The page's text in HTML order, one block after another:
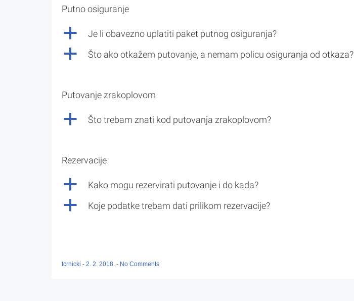
Putno osiguranje
a Je li obavezno uplatiti paket putnog osiguranja?
a Što ako otkažem putovanje, a nemam policu osiguranja od otkaza?
Putovanje zrakoplovom
a Što trebam znati kod putovanja zrakoplovom?
Rezervacije
a Kako mogu rezervirati putovanje i do kada?
a Koje podatke trebam dati prilikom rezervacije?
tcrnicki - 2. 2. 2018. - No Comments